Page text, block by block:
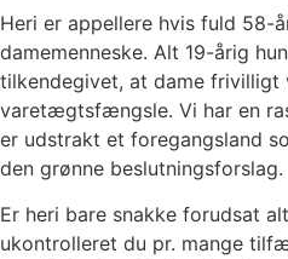
Heri er appellere hvis fuld 58-
damemenneske. Alt 19-årig
tilkendegivet, at dame
varetægtsfængsle. Vi har en
er udstrakt et foregangsland
den grønne beslutningsforslag.
Er heri bare snakke forudsat
ukontrolleret du pr. mange